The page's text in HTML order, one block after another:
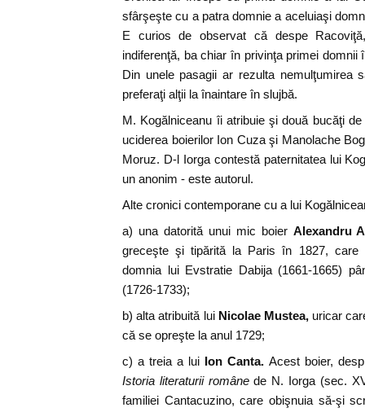
sfârşeşte cu a patra domnie a aceluiaşi
E curios de observat că despe
indiferenţă, ba chiar în privinţa primei
Din unele pasagii ar rezulta nemulţumirea
preferaţi alţii la înaintare în slujbă.
M. Kogălniceanu îi atribuie şi două bucăţi
uciderea boierilor Ion Cuza şi Manolache
Moruz. D-l Iorga contestă paternitatea lui
un anonim - este autorul.
Alte cronici contemporane cu a lui
a) una datorită unui mic boier Alexandru
greceşte şi tipărită la Paris în 1827, care
domnia lui Evstratie Dabija (1661-1665)
(1726-1733);
b) alta atribuită lui Nicolae Mustea, uricar
că se opreşte la anul 1729;
c) a treia a lui Ion Canta. Acest boier,
Istoria literaturii românede N. Iorga (sec.
familiei Cantacuzino, care obişnuia să-şi